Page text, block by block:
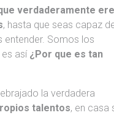
verdaderamente
, hasta que seas capaz
entender. Somos los
así ¿Por que es tan
la verdadera
talentos, en casa